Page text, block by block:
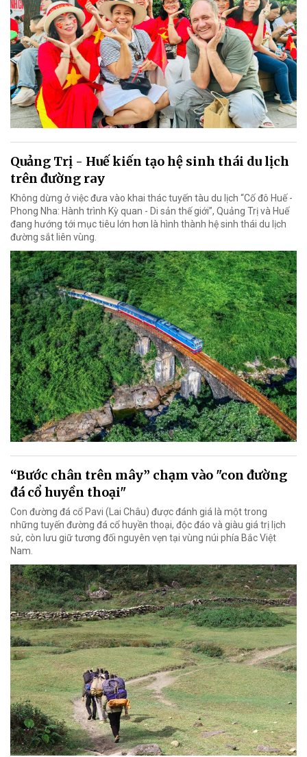
Quảng Trị - Huế kiến tạo hệ sinh thái du lịch
trên đường ray
Không dừng ở việc đưa vào khai thác tuyến tàu du lịch “Cố đô Huế -
Phong Nha: Hành trình Kỳ quan - Di sản thế giới”, Quảng Trị và Huế
đang hướng tới mục tiêu lớn hơn là hình thành hệ sinh thái du lịch
đường sắt liên vùng.
“Bước chân trên mây” chạm vào "con đường
đá cổ huyền thoại"
Con đường đá cổ Pavi (Lai Châu) được đánh giá là một trong
những tuyến đường đá cổ huyền thoại, độc đáo và giàu giá trị lịch
sử, còn lưu giữ tương đối nguyên vẹn tại vùng núi phía Bắc Việt
Nam.